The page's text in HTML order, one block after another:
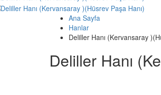
Ana Sayfa
Hanlar
Deliller Hanı (Kervansaray
Deliller Hanı